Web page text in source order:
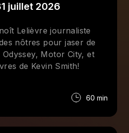
juillet 2026
Lelièvre journaliste
nôtres pour jaser de
Odyssey, Motor City, et
de Kevin Smith!
60 min